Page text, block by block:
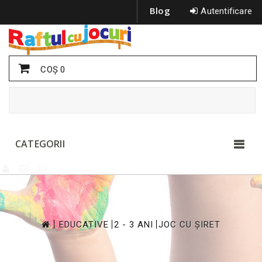
Autentificare
Blog
COŞ0
CATEGORII
>
EDUCATIVE 2 - 3 ANI
JOC CU ȘIRET